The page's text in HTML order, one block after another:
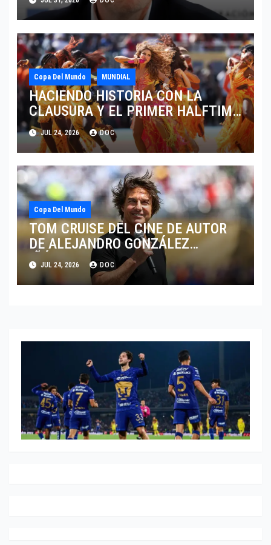
Copa Del Mundo MUNDIAL
HACIENDO HISTORIA CON LA
CLAUSURA Y EL PRIMER HALFTIME
SHOW EN LA HISTORIA DEL
MUNDIAL 2026
JUL 24, 2026 DOC
Copa Del Mundo
TOM CRUISE DEL CINE DE AUTOR
DE ALEJANDRO GONZÁLEZ
IÑÁRRITU AL ESCENARIO MUNDIAL
EN LA COPA DEL MUNDO 2026
JUL 24, 2026 DOC